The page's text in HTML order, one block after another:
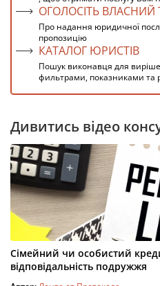
ОГОЛОСІТЬ ВЛАСНИЙ
Про надання юридичної
пропозицію
КАТАЛОГ ЮРИСТІВ
Пошук виконавця для
фильтрами, показниками та
Дивитись відео
Сімейний чи особистий
відповідальність подружжя